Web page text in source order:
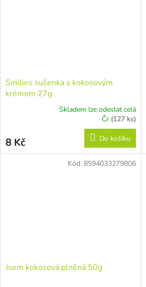
Smilies sušenka s kokosovým
krémem 27g
je
5,0
Skladem lze odeslat celá
Čr (127 ks)
8 Kč Do košíku
Jsem kokosová plněná 50g
Kód: 8594033279806